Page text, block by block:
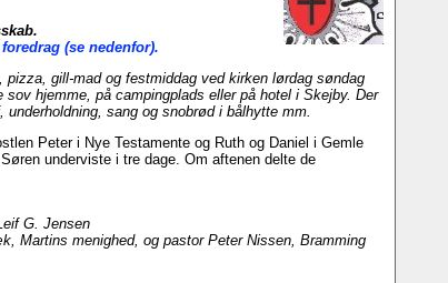
(se nedenfor).
gill-mad og festmiddag ved kirken lørdag søndag
sov hjemme, på campingplads eller på hotel i Skejby. Der
underholdning, sang og snobrød i bålhytte mm.
Peter i Nye Testamente og Ruth og Daniel i Gemle
underviste i tre dage. Om aftenen delte de
G. Jensen
Martins menighed, og pastor Peter Nissen, Bramming